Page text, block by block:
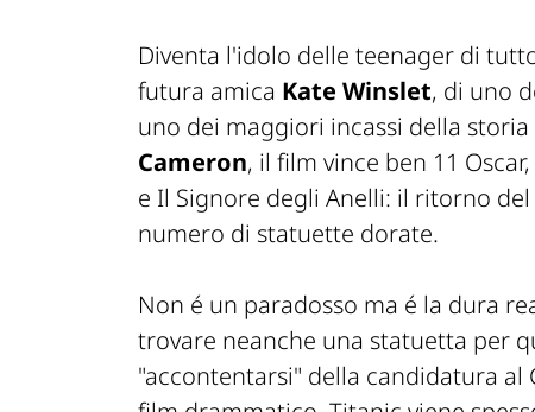
Diventa l'idolo delle teenager di
futura amica Kate Winslet, di uno
uno dei maggiori incassi della
Cameron, il film vince ben 11
e Il Signore degli Anelli: il ritorno del
numero di statuette dorate.
Non é un paradosso ma é la dura
trovare neanche una statuetta per
"accontentarsi" della candidatura